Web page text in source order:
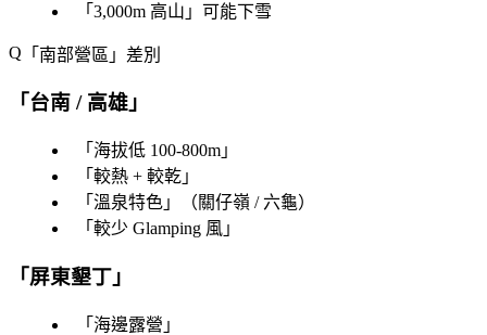
「 3,000m 高山 」可能下雪
「 南部營區 」差別
「 台南 / 高雄 」
「 海拔低 100-800m 」
「 較熱 + 較乾 」
「 溫泉特色 」（關仔嶺 / 六龜）
「 較少 Glamping 風 」
「屏東墾丁 」
「 海邊露營 」